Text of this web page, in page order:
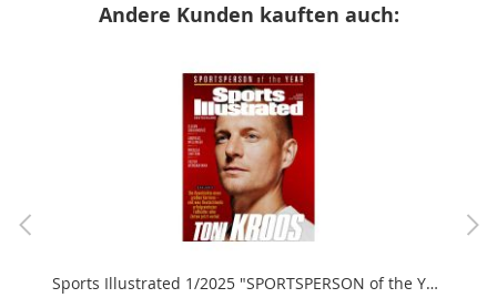
Andere Kunden kauften auch:
Sports Illustrated 1/2025 "SPORTSPERSON of the YEAR TONI KROOS"